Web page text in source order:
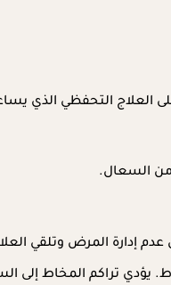
العلاج التحفظي الذي
السعال.
عدم إدارة المرض وتلقي
يؤدي تراكم المخاط إلى